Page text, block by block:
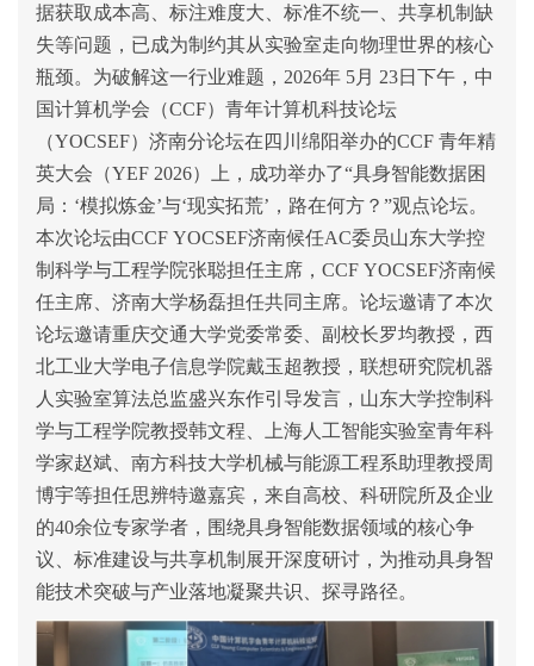
据获取成本高、标注难度大、标准不统一、共享机制缺
失等问题，已成为制约其从实验室走向物理世界的核心
瓶颈。为破解这一行业难题， 2026年 5月 23日下午，中
国计算机学会（CCF）青年计算机科技论坛
（YOCSEF）济南分论坛在四川绵阳举办的CCF 青年精
英大会（YEF 2026）上，成功举办了“具身智能数据困
局： ‘模拟炼金’与‘现实拓荒’ ，路在何方？ ”观点论坛。
本次论坛由CCF YOCSEF济南候任AC委员山东大学控
制科学与工程学院张聪担任主席， CCF YOCSEF济南候
任主席、济南大学杨磊担任共同主席。论坛邀请了本次
论坛邀请重庆交通大学党委常委、副校长罗均教授，西
北工业大学电子信息学院戴玉超教授，联想研究院机器
人实验室算法总监盛兴东作引导发言，山东大学控制科
学与工程学院教授韩文程、上海人工智能实验室青年科
学家赵斌、南方科技大学机械与能源工程系助理教授周
博宇等担任思辨特邀嘉宾， 来自高校、科研院所及企业
的40余位专家学者， 围绕具身智能数据领域的核心争
议、标准建设与共享机制展开深度研讨，为推动具身智
能技术突破与产业落地凝聚共识、探寻路径。